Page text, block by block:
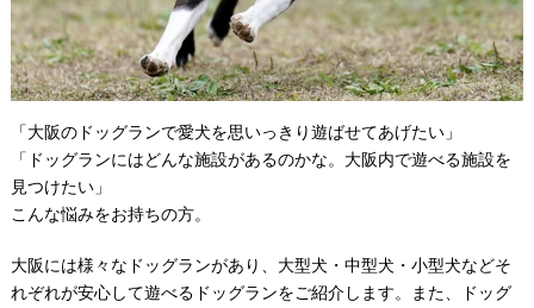
「大阪のドッグランで愛犬を思いっきり遊ばせてあげたい」
「ドッグランにはどんな施設があるのかな。大阪内で遊べる施設を
見つけたい」
こんな悩みをお持ちの方。
大阪には様々なドッグランがあり、大型犬・中型犬・小型犬などそ
れぞれが安心して遊べるドッグランをご紹介します。また、ドッグ